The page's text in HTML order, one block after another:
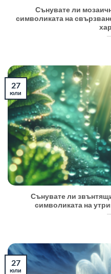
Сънувате ли
символиката на
Сънувате ли
символиката на
27
юли
27
юли